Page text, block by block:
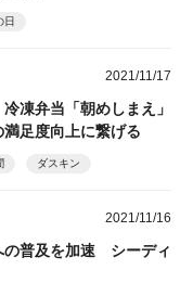
日
2021/11/17
凍弁当「朝めしまえ」
足度向上に繋げる
ダスキン
2021/11/16
の普及を加速 シーディ